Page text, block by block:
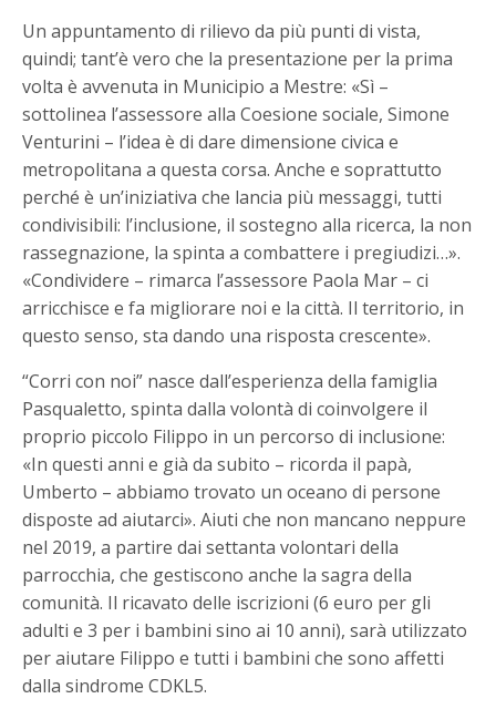
Un appuntamento di rilievo da più punti di vista,
quindi; tant’è vero che la presentazione per la prima
volta è avvenuta in Municipio a Mestre: «Sì –
sottolinea l’assessore alla Coesione sociale, Simone
Venturini – l’idea è di dare dimensione civica e
metropolitana a questa corsa. Anche e soprattutto
perché è un’iniziativa che lancia più messaggi, tutti
condivisibili: l’inclusione, il sostegno alla ricerca, la non
rassegnazione, la spinta a combattere i pregiudizi…».
«Condividere – rimarca l’assessore Paola Mar – ci
arricchisce e fa migliorare noi e la città. Il territorio, in
questo senso, sta dando una risposta crescente».
“Corri con noi” nasce dall’esperienza della famiglia
Pasqualetto, spinta dalla volontà di coinvolgere il
proprio piccolo Filippo in un percorso di inclusione:
«In questi anni e già da subito – ricorda il papà,
Umberto – abbiamo trovato un oceano di persone
disposte ad aiutarci». Aiuti che non mancano neppure
nel 2019, a partire dai settanta volontari della
parrocchia, che gestiscono anche la sagra della
comunità. Il ricavato delle iscrizioni (6 euro per gli
adulti e 3 per i bambini sino ai 10 anni), sarà utilizzato
per aiutare Filippo e tutti i bambini che sono affetti
dalla sindrome CDKL5.